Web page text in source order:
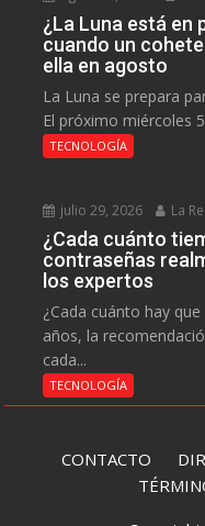
¿La Luna está en
cuando un
ella en agosto
La Luna se prepara
El próximo miércoles
TECNOLOGÍA
julio 29, 2026 La
¿Cada cuánto
contraseñas
los expertos
¿Cada cuánto hay
años, la
cada...
TECNOLOGÍA
CONTACTO